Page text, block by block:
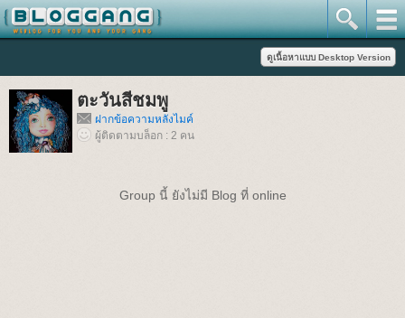
ตะวันสีชมพู
ฝากข้อความหลังไมค์
ผู้ติดตามบล็อก : 2 คน
Group นี้ ยังไม่มี Blog ที่ online